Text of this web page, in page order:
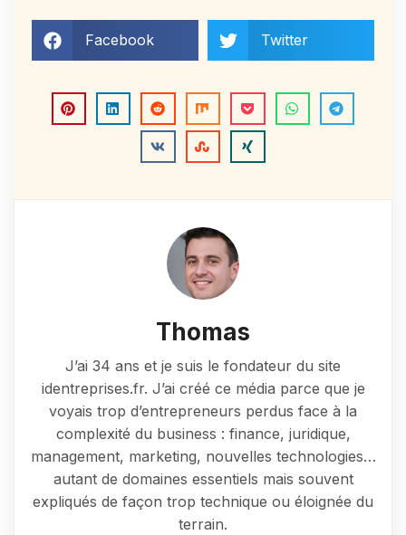
Facebook Twitter
Thomas
J’ai 34 ans et je suis le fondateur du site
identreprises.fr. J’ai créé ce média parce que je
voyais trop d’entrepreneurs perdus face à la
complexité du business : finance, juridique,
management, marketing, nouvelles technologies…
autant de domaines essentiels mais souvent
expliqués de façon trop technique ou éloignée du
terrain.